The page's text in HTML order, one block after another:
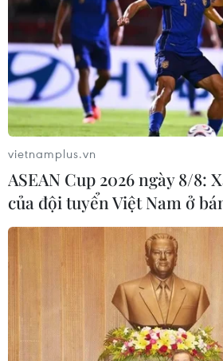
#Agribank
#phòng chống rửa tiền
#tài sản
#kỹ năng nghiệp vụ
#đào tạo ngân
#bảo mật ngân hàng
Tp. Hồ Chí
vietnamplus.vn
ASEAN Cup 2026 ngày 8/8:
của đội tuyển Việt Nam ở